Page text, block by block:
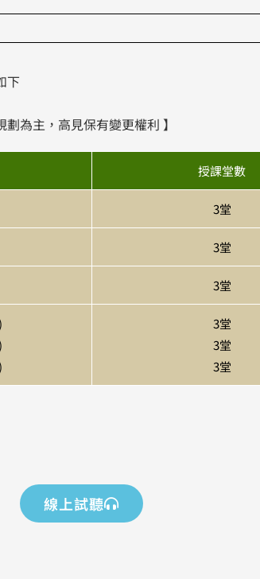
下
為主，高見保有變更權利 】
授課堂數
3堂
3堂
3堂
3堂
3堂
3堂
線上試聽